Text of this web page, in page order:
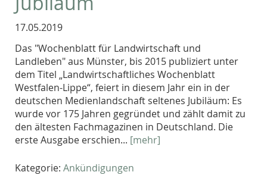
17.05.2019
Das "Wochenblatt für Landwirtschaft und
Landleben" aus Münster, bis 2015 publiziert unter
dem Titel „Landwirtschaftliches Wochenblatt
Westfalen-Lippe“, feiert in diesem Jahr ein in der
deutschen Medienlandschaft seltenes Jubiläum: Es
wurde vor 175 Jahren gegründet und zählt damit zu
den ältesten Fachmagazinen in Deutschland. Die
erste Ausgabe erschien... [mehr]
Kategorie: Ankündigungen